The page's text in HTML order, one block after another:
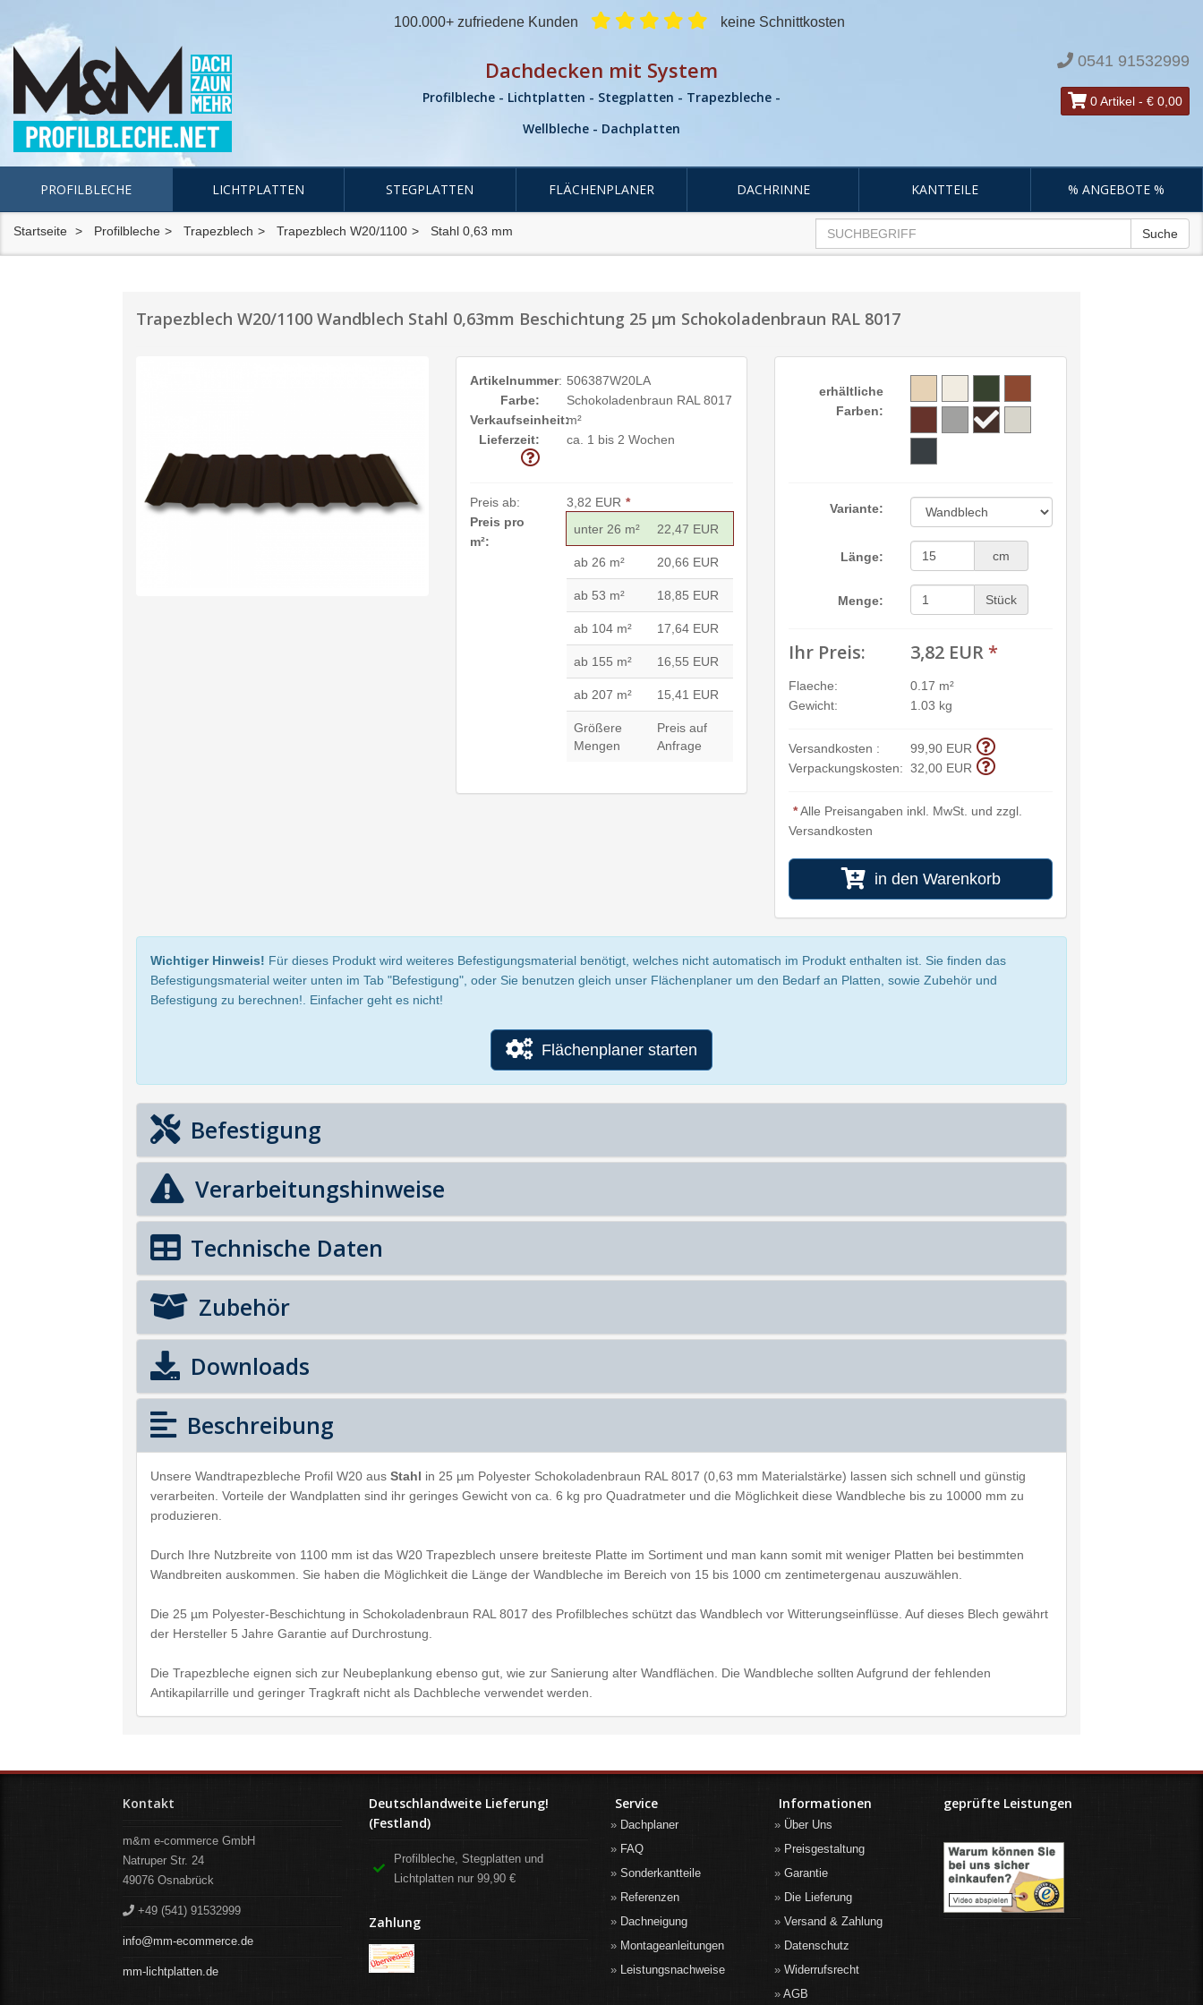
100.000+ zufriedene Kunden keine Schnittkosten
Dachdecken mit System
Profilbleche - Lichtplatten - Stegplatten - Trapezbleche -
Wellbleche - Dachplatten
0541 91532999
0 Artikel - € 0,00
PROFILBLECHE LICHTPLATTEN STEGPLATTEN FLÄCHENPLANER DACHRINNE KANTTEILE % ANGEBOTE %
Startseite Profilbleche Trapezblech Trapezblech W20/1100 Stahl 0,63 mm Suche
Trapezblech W20/1100 Wandblech Stahl 0,63mm Beschichtung 25 µm Schokoladenbraun RAL 8017
Artikelnummer: 506387W20LA
Farbe:
Schokoladenbraun RAL 8017
Verkaufseinheit:m²
Lieferzeit:
ca. 1 bis 2 Wochen
Preis ab: 3,82 EUR *
Preis pro
m²:
unter 26 m² 22,47 EUR
ab 26 m² 20,66 EUR
ab 53 m² 18,85 EUR
ab 104 m² 17,64 EUR
ab 155 m² 16,55 EUR
ab 207 m² 15,41 EUR
Größere
Mengen
Preis auf
Anfrage
erhältliche
Farben:
Variante:
Länge: cm
Menge: Stück
Ihr Preis: 3,82 EUR *
Flaeche:
0.17 m²
Gewicht:
1.03 kg
Versandkosten :
99,90 EUR
Verpackungskosten: 32,00 EUR
*Alle Preisangaben inkl. MwSt. und zzgl.
Versandkosten
in den Warenkorb
Wichtiger Hinweis! Für dieses Produkt wird weiteres Befestigungsmaterial benötigt, welches nicht automatisch im Produkt enthalten ist. Sie finden das
Befestigungsmaterial weiter unten im Tab "Befestigung", oder Sie benutzen gleich unser Flächenplaner um den Bedarf an Platten, sowie Zubehör und
Befestigung zu berechnen!. Einfacher geht es nicht!
Flächenplaner starten
Befestigung
Verarbeitungshinweise
Technische Daten
Zubehör
Downloads
Beschreibung
Unsere Wandtrapezbleche Profil W20 aus Stahl in 25 µm Polyester Schokoladenbraun RAL 8017 (0,63 mm Materialstärke) lassen sich schnell und günstig
verarbeiten. Vorteile der Wandplatten sind ihr geringes Gewicht von ca. 6 kg pro Quadratmeter und die Möglichkeit diese Wandbleche bis zu 10000 mm zu
produzieren.
Durch Ihre Nutzbreite von 1100 mm ist das W20 Trapezblech unsere breiteste Platte im Sortiment und man kann somit mit weniger Platten bei bestimmten
Wandbreiten auskommen. Sie haben die Möglichkeit die Länge der Wandbleche im Bereich von 15 bis 1000 cm zentimetergenau auszuwählen.
Die 25 µm Polyester-Beschichtung in Schokoladenbraun RAL 8017 des Profilbleches schützt das Wandblech vor Witterungseinflüsse. Auf dieses Blech gewährt
der Hersteller 5 Jahre Garantie auf Durchrostung.
Die Trapezbleche eignen sich zur Neubeplankung ebenso gut, wie zur Sanierung alter Wandflächen. Die Wandbleche sollten Aufgrund der fehlenden
Antikapilarrille und geringer Tragkraft nicht als Dachbleche verwendet werden.
Kontakt
m&m e-commerce GmbH
Natruper Str. 24
49076 Osnabrück
+49 (541) 91532999
info@mm-ecommerce.de
mm-lichtplatten.de
Deutschlandweite Lieferung!
(Festland)
Profilbleche, Stegplatten und
Lichtplatten nur 99,90 €
Zahlung
Service
Dachplaner
FAQ
Sonderkantteile
Referenzen
Dachneigung
Montageanleitungen
Leistungsnachweise
Informationen
Über Uns
Preisgestaltung
Garantie
Die Lieferung
Versand & Zahlung
Datenschutz
Widerrufsrecht
AGB
geprüfte Leistungen